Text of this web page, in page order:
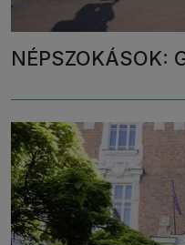
NÉPSZOKÁSOK: